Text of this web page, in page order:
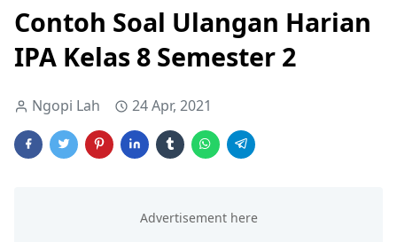
Contoh Soal Ulangan Harian
IPA Kelas 8 Semester 2
Ngopi Lah 24 Apr, 2021